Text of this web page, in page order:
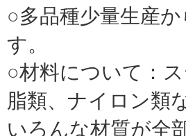
○多品種少量生産
す。
○材料について：
脂類、ナイロン類
いろんな材質が全